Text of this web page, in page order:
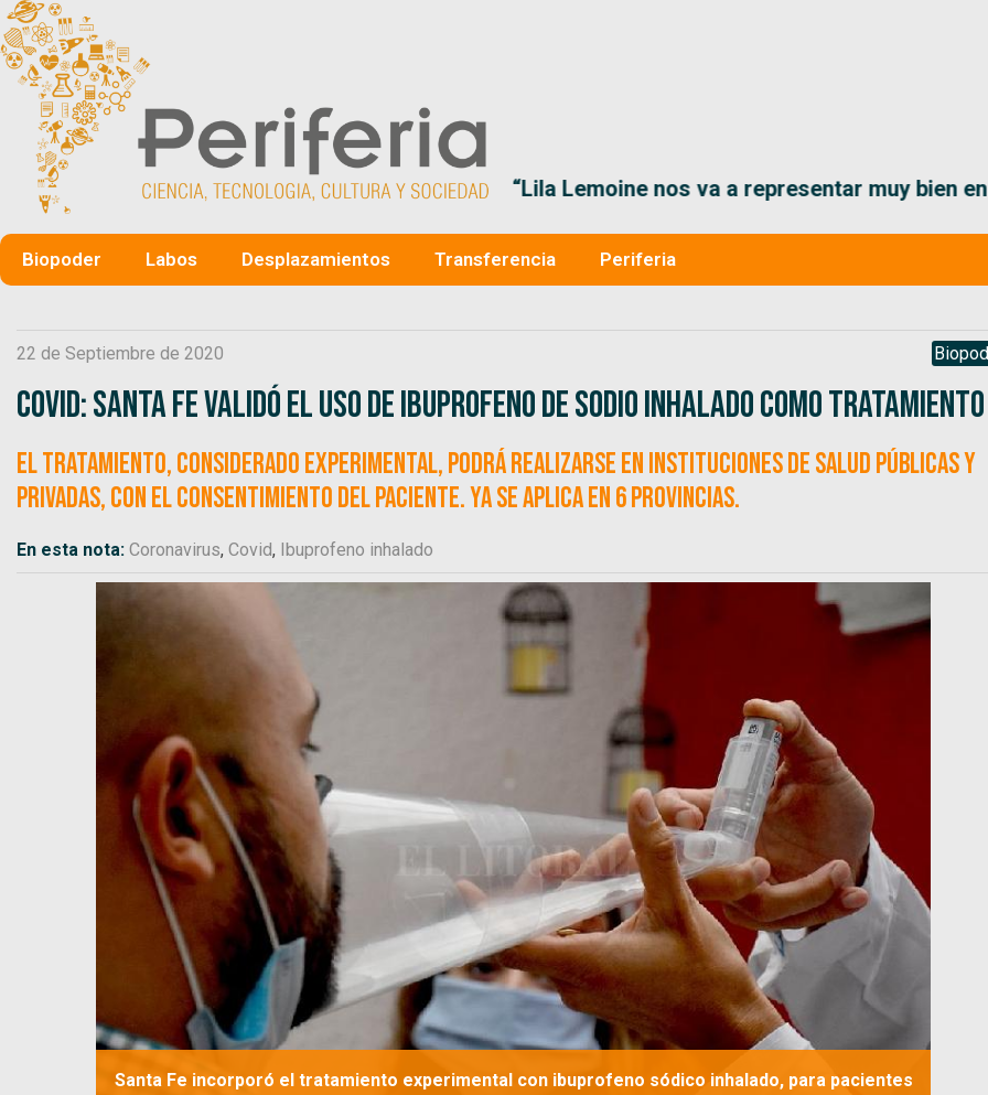
“Lila Lemoine nos va a representar muy bien
Biopoder Labos Desplazamientos Transferencia Periferia
22 de Septiembre de 2020
COVID: Santa Fe validó el uso de ibuprofeno de sodio inhalado como tratamiento
El tratamiento, considerado experimental, podrá realizarse en instituciones de salud públicas y
privadas, con el consentimiento del paciente. Ya se aplica en 6 provincias.
En esta nota: Coronavirus, Covid, Ibuprofeno inhalado
Santa Fe incorporó el tratamiento experimental con ibuprofeno sódico inhalado, para pacientes